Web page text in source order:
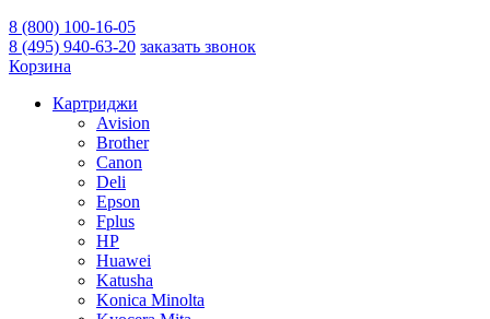
8 (800) 100-16-05
8 (495) 940-63-20 заказать звонок
Корзина
Картриджи
Avision
Brother
Canon
Deli
Epson
Fplus
HP
Huawei
Katusha
Konica Minolta